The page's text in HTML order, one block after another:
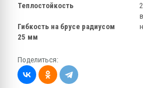
Теплостойкость
Гибкость на брусе радиусом
25 мм
Поделиться: